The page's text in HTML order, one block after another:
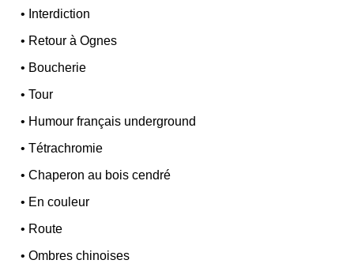
• Interdiction
• Retour à Ognes
• Boucherie
•Tour
• Humour français underground
•Tétrachromie
•Chaperon au bois cendré
• En couleur
• Route
•Ombres chinoises